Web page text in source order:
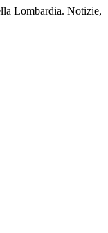
Lombardia. Notizie,